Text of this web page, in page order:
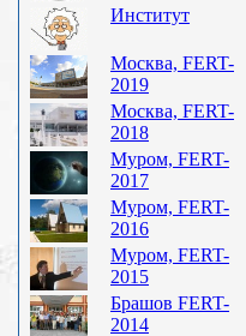
Институт
Москва, FERT-
2019
Москва, FERT-
2018
Муром, FERT-
2017
Муром, FERT-
2016
Муром, FERT-
2015
Брашов FERT-
2014